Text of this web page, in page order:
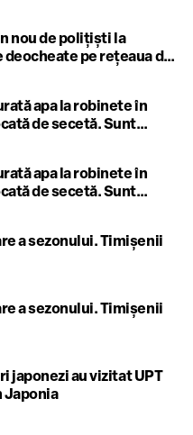
nou de polițiști la
pe rețeaua de
apa la robinete în
de secetă. Sunt
din Timiș în Bega
apa la robinete în
de secetă. Sunt
din Timiș în Bega
a sezonului. Timișenii
a sezonului. Timișenii
japonezi au vizitat UPT
Japonia